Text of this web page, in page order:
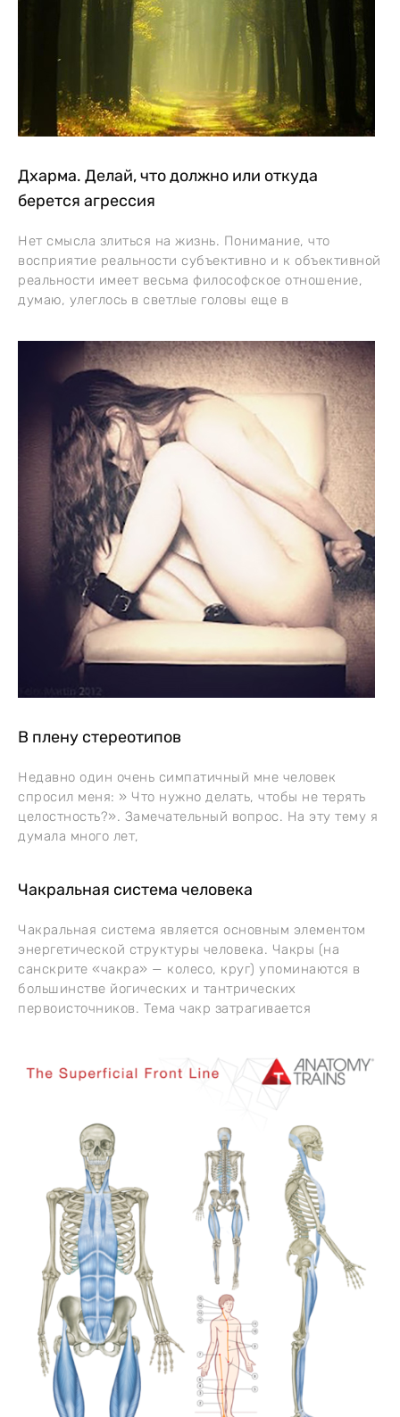
Дхарма. Делай, что должно или откуда
берется агрессия
Нет смысла злиться на жизнь. Понимание, что
восприятие реальности субъективно и к объективной
реальности имеет весьма философское отношение,
думаю, улеглось в светлые головы еще в
В плену стереотипов
Недавно один очень симпатичный мне человек
спросил меня: » Что нужно делать, чтобы не терять
целостность?». Замечательный вопрос. На эту тему я
думала много лет,
Чакральная система человека
Чакральная система является основным элементом
энергетической структуры человека. Чакры (на
санскрите «чакра» — колесо, круг) упоминаются в
большинстве йогических и тантрических
первоисточников. Тема чакр затрагивается